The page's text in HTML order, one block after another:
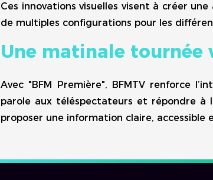
Ces innovations visuelles visent à créer
de multiples configurations pour les
Une matinale tournée
Avec "BFM Première", BFMTV renforce
parole aux téléspectateurs et répondre à
proposer une information claire, accessible